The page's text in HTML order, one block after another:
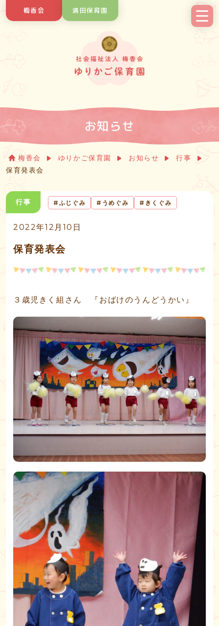
to
梅香会 浦田保育園
お知らせ
梅香会 ゆりかご保育園 お知らせ
行事
保育発表会
行事 ふじぐみ うめぐみ きくぐみ
2022年12月10日
保育発表会
３歳児きく組さん 『おばけのうんどうかい』